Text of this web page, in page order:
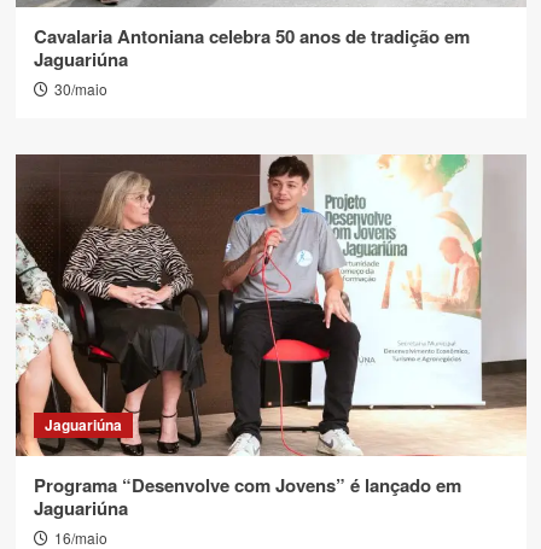
Cavalaria Antoniana celebra 50 anos de tradição em
Jaguariúna
30/maio
Jaguariúna
Programa “Desenvolve com Jovens” é lançado em
Jaguariúna
16/maio